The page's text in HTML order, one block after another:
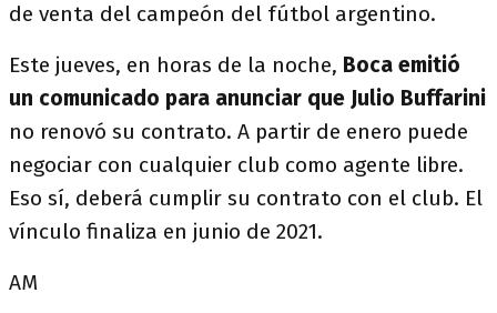
de venta del campeón del fútbol argentino.
Este jueves, en horas de la noche, Boca emitió
un comunicado para anunciar que Julio Buffarini
no renovó su contrato. A partir de enero puede
negociar con cualquier club como agente libre.
Eso sí, deberá cumplir su contrato con el club. El
vínculo finaliza en junio de 2021.
AM